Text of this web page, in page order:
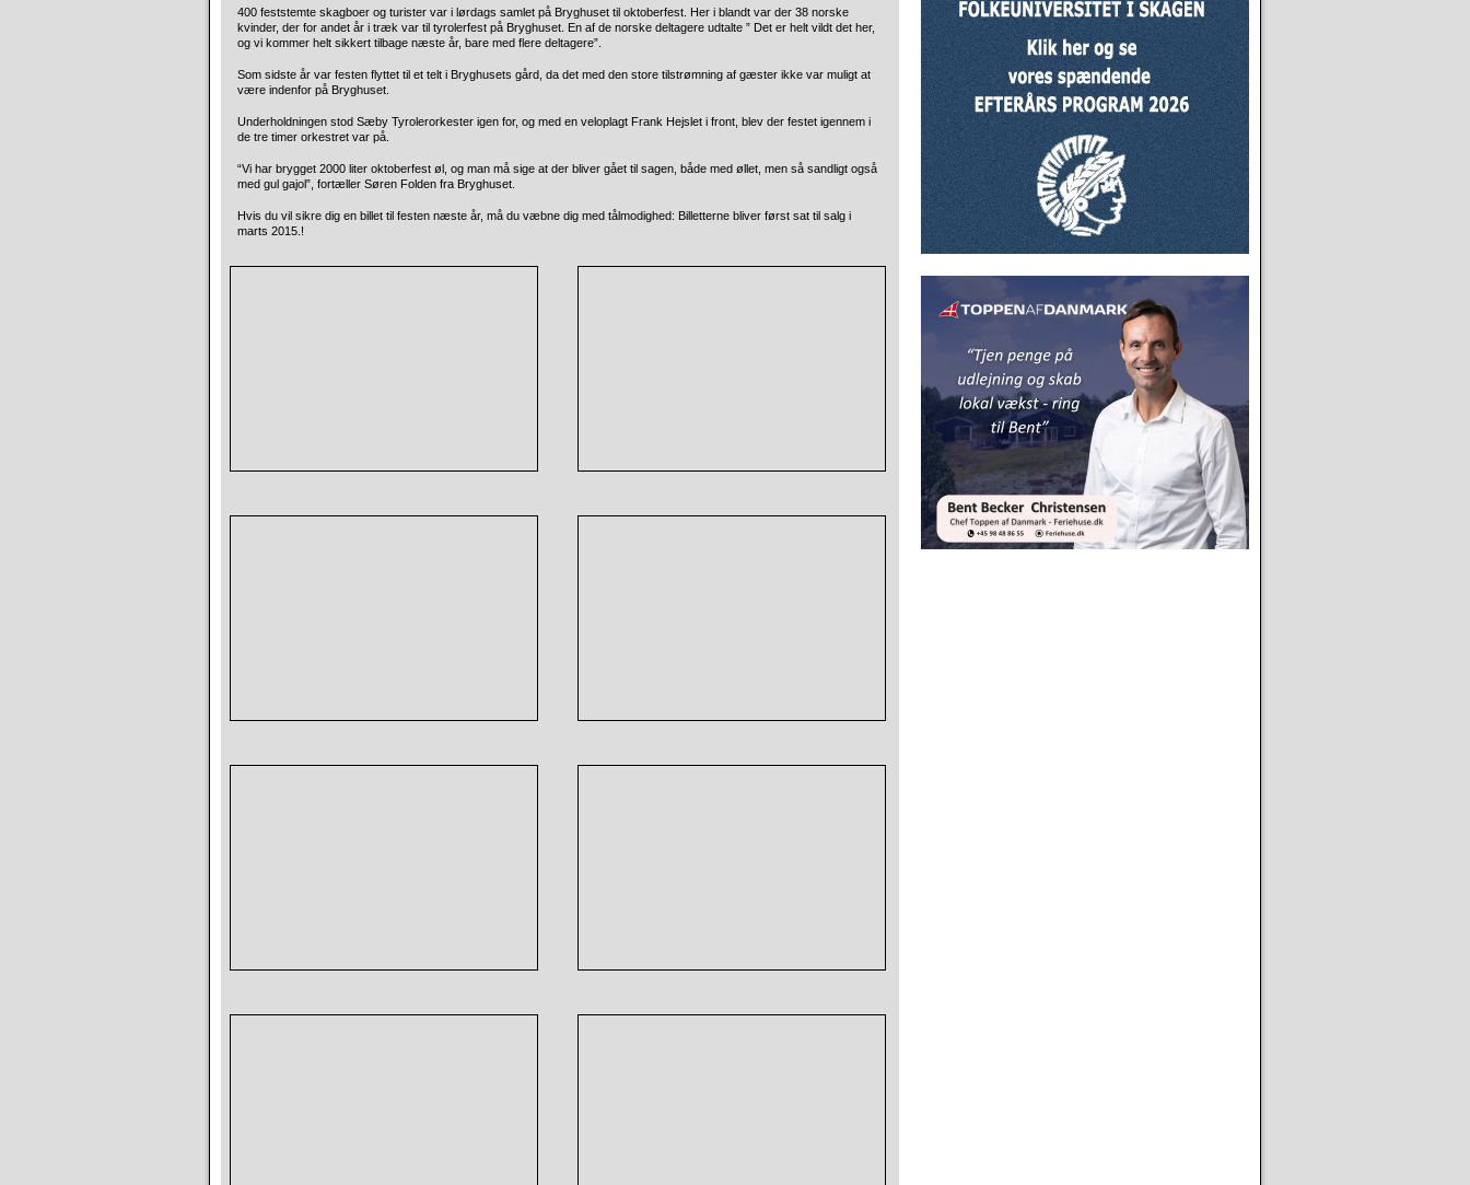
400 feststemte skagboer og turister var i lørdags samlet på Bryghuset til oktoberfest. Her i blandt var der 38 norske
kvinder, der for andet år i træk var til tyrolerfest på Bryghuset. En af de norske deltagere udtalte ” Det er helt vildt det her,
og vi kommer helt sikkert tilbage næste år, bare med flere deltagere”.
Som sidste år var festen flyttet til et telt i Bryghusets gård, da det med den store tilstrømning af gæster ikke var muligt at
være indenfor på Bryghuset.
Underholdningen stod Sæby Tyrolerorkester igen for, og med en veloplagt Frank Hejslet i front, blev der festet igennem i
de tre timer orkestret var på.
“Vi har brygget 2000 liter oktoberfest øl, og man må sige at der bliver gået til sagen, både med øllet, men så sandligt også
med gul gajol”, fortæller Søren Folden fra Bryghuset.
Hvis du vil sikre dig en billet til festen næste år, må du væbne dig med tålmodighed: Billetterne bliver først sat til salg i
marts 2015.!